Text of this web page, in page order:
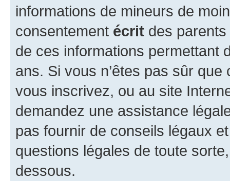
informations de mineurs de
consentement écrit des parents
de ces informations permettant
ans. Si vous n’êtes pas sûr
vous inscrivez, ou au site
demandez une assistance
pas fournir de conseils légaux
questions légales de toute
dessous.